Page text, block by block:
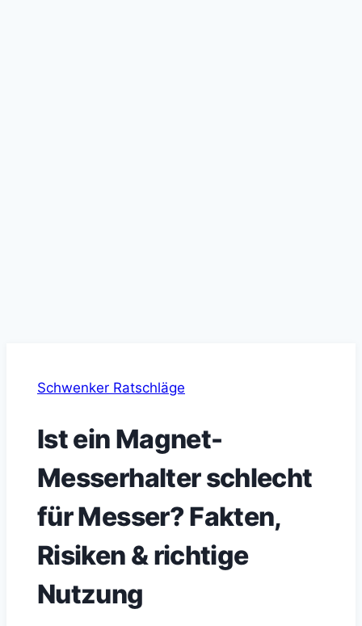
Schwenker Ratschläge
Ist ein Magnet-
Messerhalter schlecht
für Messer? Fakten,
Risiken & richtige
Nutzung